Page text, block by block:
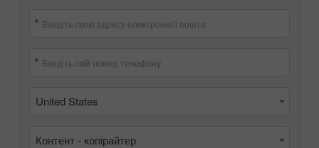
Введіть свою адресу електронної пошти
Введіть свій номер телефону
United States
Контент - копірайтер